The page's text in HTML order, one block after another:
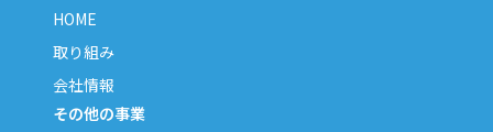
HOME
取り組み
会社情報
その他の事業